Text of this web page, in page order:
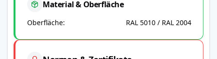
Material & Oberfläche
Oberfläche RAL 5010 / RAL 2004